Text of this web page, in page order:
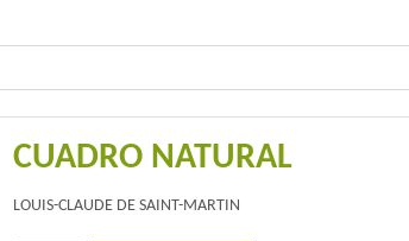
CUADRO NATURAL
LOUIS-CLAUDE DE SAINT-MARTIN